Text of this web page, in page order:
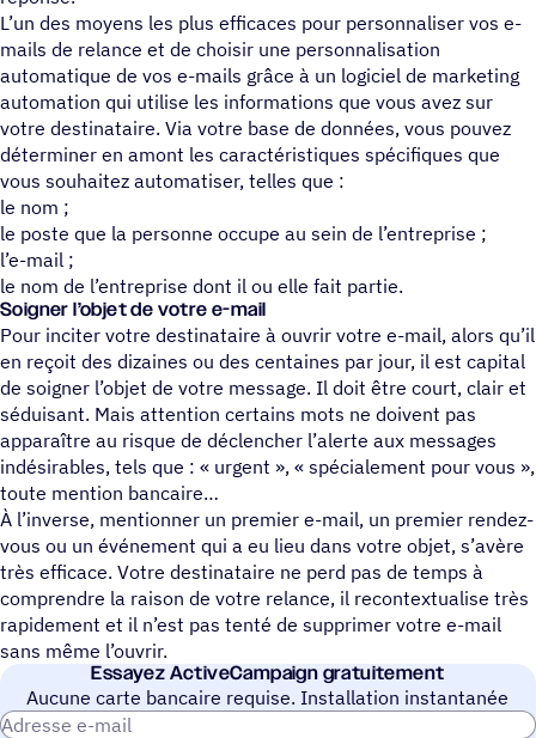
L’un des moyens les plus efficaces pour personnaliser vos e-
mails de relance et de choisir une personnalisation
automatique de vos e-mails grâce à un logiciel de marketing
automation qui utilise les informations que vous avez sur
votre destinataire. Via votre base de données, vous pouvez
déterminer en amont les caractéristiques spécifiques que
vous souhaitez automatiser, telles que :
le nom ;
le poste que la personne occupe au sein de l’entreprise ;
l’e-mail ;
le nom de l’entreprise dont il ou elle fait partie.
Soigner l’objet de votre e-mail
Pour inciter votre destinataire à ouvrir votre e-mail, alors qu’il
en reçoit des dizaines ou des centaines par jour, il est capital
de soigner l’objet de votre message. Il doit être court, clair et
séduisant. Mais attention certains mots ne doivent pas
apparaître au risque de déclencher l’alerte aux messages
indésirables, tels que : « urgent », « spécialement pour vous »,
toute mention bancaire
À l’inverse, mentionner un premier e-mail, un premier rendez-
vous ou un événement qui a eu lieu dans votre objet, s’avère
très efficace. Votre destinataire ne perd pas de temps à
comprendre la raison de votre relance, il recontextualise très
rapidement et il n’est pas tenté de supprimer votre e-mail
sans même l’ouvrir.
Essayez ActiveCampaign gratuitement
Aucune carte bancaire requise. Installation instantanée